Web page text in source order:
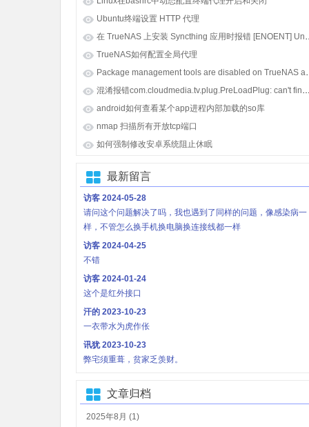
Ubuntu终端设置 HTTP 代理
在 TrueNAS 上安装
TrueNAS如何配置全局代理
Package
混淆报错com.cloudmedia.tv.plug.PreLoadPlug: can't find
android如何查看某个app进程内部加载的so库
nmap 扫描所有开放tcp端口
如何强制修改安卓系统阻止休眠
最新留言
访客2024-05-28
请问这个问题解决了吗，我也遇到了同样的问题，像感染病一
样，不管怎么换手机换电脑换连接线都一样
访客2024-04-25
不错
访客2024-01-24
这个是红外接口
汗的2023-10-23
一衣带水为虎作伥
讯犹2023-10-23
弊宅须重葺，贫家乏羡财。
文章归档
2025年8月 (1)